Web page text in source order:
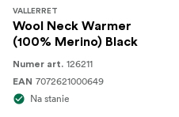
VALLERRET
Wool Neck Warmer
(100% Merino) Black
Numer art. 126211
EAN 7072621000649
Na stanie